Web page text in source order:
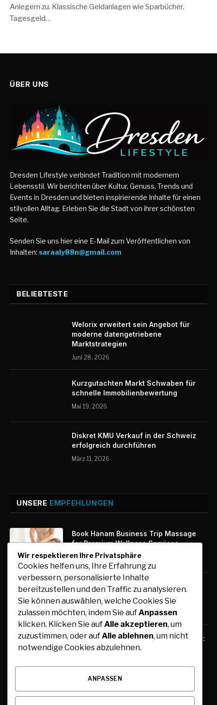
Anlegern zu. Klassische Geldanlagen wie Sparbücher,
Tagesgeld…
ÜBER UNS
Dresden Lifestyle verbindet Tradition mit modernem
Lebensstil. Wir berichten über Kultur, Genuss, Trends und
Events in Dresden und bieten inspirierende Inhalte für einen
stilvollen Alltag. Erleben Sie die Stadt von ihrer schönsten
Seite.
Senden Sie uns hier eine E-Mail zum Veröffentlichen von
Inhalten: saraaly88n@gmail.com
BELIEBTESTE
Welorix erweitert sein Angebot für
moderne datengetriebene
Marktstrategien
Juni 28, 2026
Kurzgutachten Markt Schwaben für
schnelle Immobilienbewertung
Mai 19, 2026
Diskret KMU Verkauf in der Schweiz
erfolgreich durchführen
März 11, 2026
UNSERE EMPFEHLUNGEN
Book Hanam Business Trip Massage
for Premium Wellness Services
August 7, 2026
Kfz-Zulassung Express: Digitale
Zulassung mit maximalem Komfort
August 7, 2026
Free Tools for Teachers and Students:
Online Resources for Teaching,
Wir respektieren Ihre Privatsphäre
Cookies helfen uns, Ihre Erfahrung zu
verbessern, personalisierte Inhalte
bereitzustellen und den Traffic zu analysieren.
Sie können auswählen, welche Cookies Sie
zulassen möchten, indem Sie aufAnpassen
klicken. Klicken Sie aufAlle akzeptieren, um
zuzustimmen, oder aufAlle ablehnen, um nicht
notwendige Cookies abzulehnen.
ANPASSEN